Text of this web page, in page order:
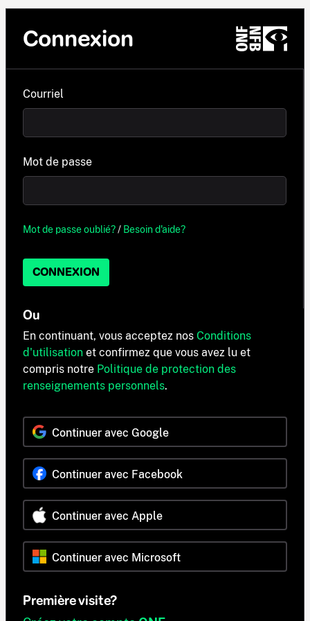
Connexion
Courriel
Mot de passe
Mot de passe oublié?/ Besoin d'aide?
CONNEXION
Ou
En continuant, vous acceptez nos Conditions
d'utilisation et confirmez que vous avez lu et
compris notre Politique de protection des
renseignements personnels.
Continuer avec Google
Continuer avec Facebook
Continuer avec Apple
Continuer avec Microsoft
Première visite?